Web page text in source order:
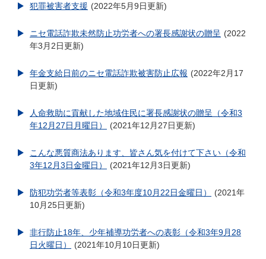
犯罪被害者支援 2022年5月9日更新
ニセ電話詐欺未然防止功労者への署長感謝状の贈呈
2022
年3月2日更新
年金支給日前のニセ電話詐欺被害防止広報
2022年2月17
日更新
人命救助に貢献した地域住民に署長感謝状の贈呈（令和3
年12月27日月曜日）
2021年12月27日更新
こんな悪質商法あります、皆さん気を付けて下さい（令和
3年12月3日金曜日）
2021年12月3日更新
防犯功労者等表彰（令和3年度10月22日金曜日）
2021年
10月25日更新
非行防止18年、少年補導功労者への表彰（令和3年9月28
日火曜日）
2021年10月10日更新